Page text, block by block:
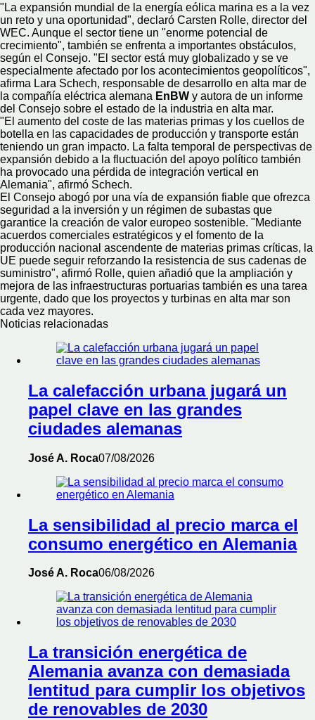
"La expansión mundial de la energía eólica marina es a la vez
un reto y una oportunidad", declaró Carsten Rolle, director del
WEC. Aunque el sector tiene un "enorme potencial de
crecimiento", también se enfrenta a importantes obstáculos,
según el Consejo. "El sector está muy globalizado y se ve
especialmente afectado por los acontecimientos geopolíticos",
afirma Lara Schech, responsable de desarrollo en alta mar de
la compañía eléctrica alemana EnBW y autora de un informe
del Consejo sobre el estado de la industria en alta mar.
"El aumento del coste de las materias primas y los cuellos de
botella en las capacidades de producción y transporte están
teniendo un gran impacto. La falta temporal de perspectivas de
expansión debido a la fluctuación del apoyo político también
ha provocado una pérdida de integración vertical en
Alemania", afirmó Schech.
El Consejo abogó por una vía de expansión fiable que ofrezca
seguridad a la inversión y un régimen de subastas que
garantice la creación de valor europeo sostenible. "Mediante
acuerdos comerciales estratégicos y el fomento de la
producción nacional ascendente de materias primas críticas, la
UE puede seguir reforzando la resistencia de sus cadenas de
suministro", afirmó Rolle, quien añadió que la ampliación y
mejora de las infraestructuras portuarias también es una tarea
urgente, dado que los proyectos y turbinas en alta mar son
cada vez mayores.
Noticias relacionadas
La calefacción urbana jugará un
papel clave en las grandes
ciudades alemanas
José A. Roca07/08/2026
La sensibilidad al precio marca el
consumo energético en Alemania
José A. Roca06/08/2026
La transición energética de
Alemania avanza con demasiada
lentitud para cumplir los objetivos
de renovables de 2030